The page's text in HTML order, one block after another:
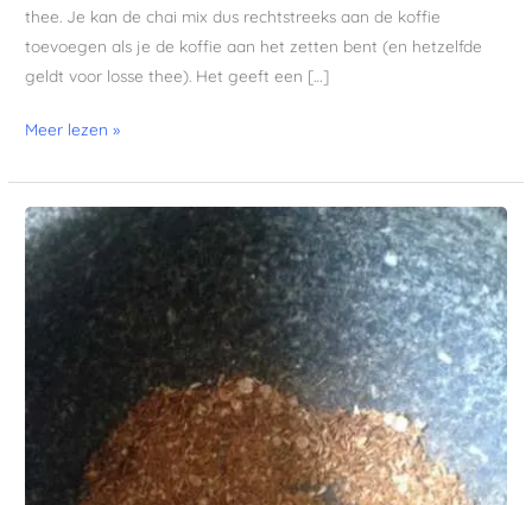
thee. Je kan de chai mix dus rechtstreeks aan de koffie
toevoegen als je de koffie aan het zetten bent (en hetzelfde
geldt voor losse thee). Het geeft een […]
Meer lezen »
Harissa